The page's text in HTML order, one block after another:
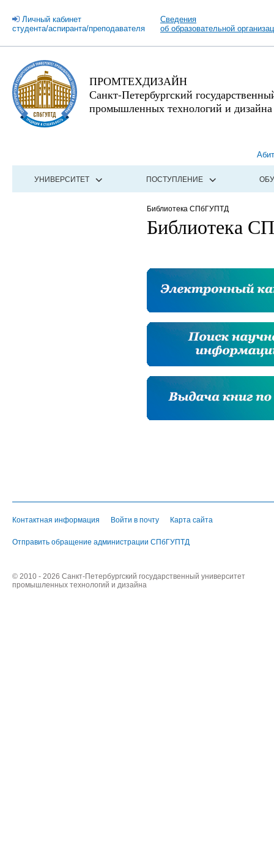
Личный кабинет
студента/аспиранта/преподавателя
Сведения
об образовательной
ПРОМТЕХДИЗАЙН
Санкт-Петербургский
промышленных технологий и дизайна
УНИВЕРСИТЕТ ПОСТУПЛЕНИЕ
Библиотека СПбГУПТД
Библиотека
Контактная информация Войти в почту Карта сайта
Отправить обращение администрации СПбГУПТД
© 2010 - 2026 Санкт-Петербургский государственный университет
промышленных технологий и дизайна